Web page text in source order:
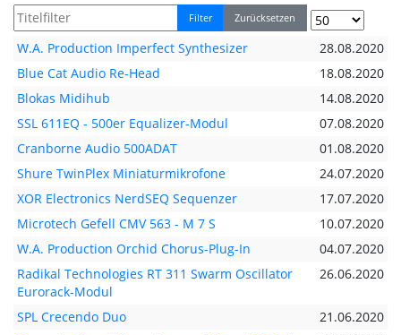
Filter Zurücksetzen
W.A. Production Imperfect Synthesizer
28.08.2020
Blue Cat Audio Re-Head
18.08.2020
Blokas Midihub
14.08.2020
SSL 611EQ - 500er Equalizer-Modul
07.08.2020
Cranborne Audio 500ADAT
01.08.2020
Shure TwinPlex Miniaturmikrofone
24.07.2020
XOR Electronics NerdSEQ Sequenzer
17.07.2020
Microtech Gefell CMV 563 - M 7 S
10.07.2020
W.A. Production Orchid Chorus-Plug-In
04.07.2020
Radikal Technologies RT 311 Swarm Oscillator
Eurorack-Modul
26.06.2020
SPL Crecendo Duo
21.06.2020